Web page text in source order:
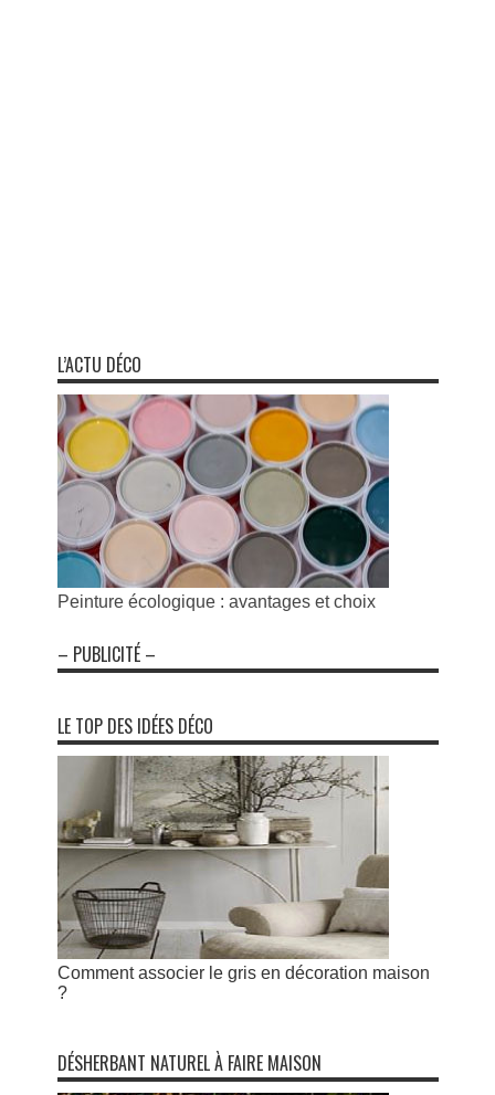
L’ACTU DÉCO
Peinture écologique : avantages et choix
– PUBLICITÉ –
LE TOP DES IDÉES DÉCO
Comment associer le gris en décoration maison
?
DÉSHERBANT NATUREL À FAIRE MAISON